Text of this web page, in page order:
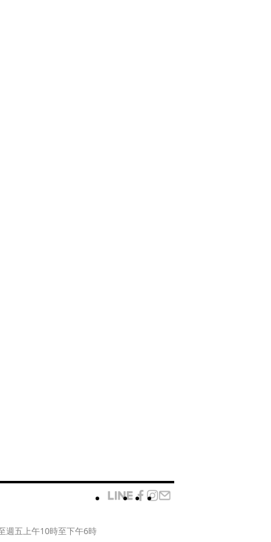
週五上午10時至下午6時